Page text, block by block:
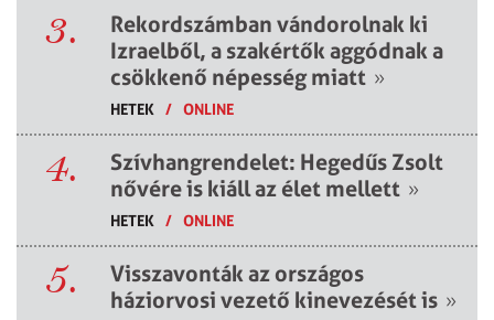
3.
Rekordszámban vándorolnak ki
Izraelből, a szakértők aggódnak a
csökkenő népesség miatt »
HETEK / ONLINE
4.
Szívhangrendelet: Hegedűs Zsolt
nővére is kiáll az élet mellett »
HETEK / ONLINE
5.
Visszavonták az országos
háziorvosi vezető kinevezését is »